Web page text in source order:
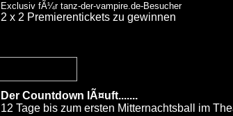
Exclusiv fÃ¼r tanz-der-vampire.de-Besucher
2 x 2 Premierentickets zu gewinnen
Der Countdown lÃ¤uft.......
12 Tage bis zum ersten Mitternachtsball im